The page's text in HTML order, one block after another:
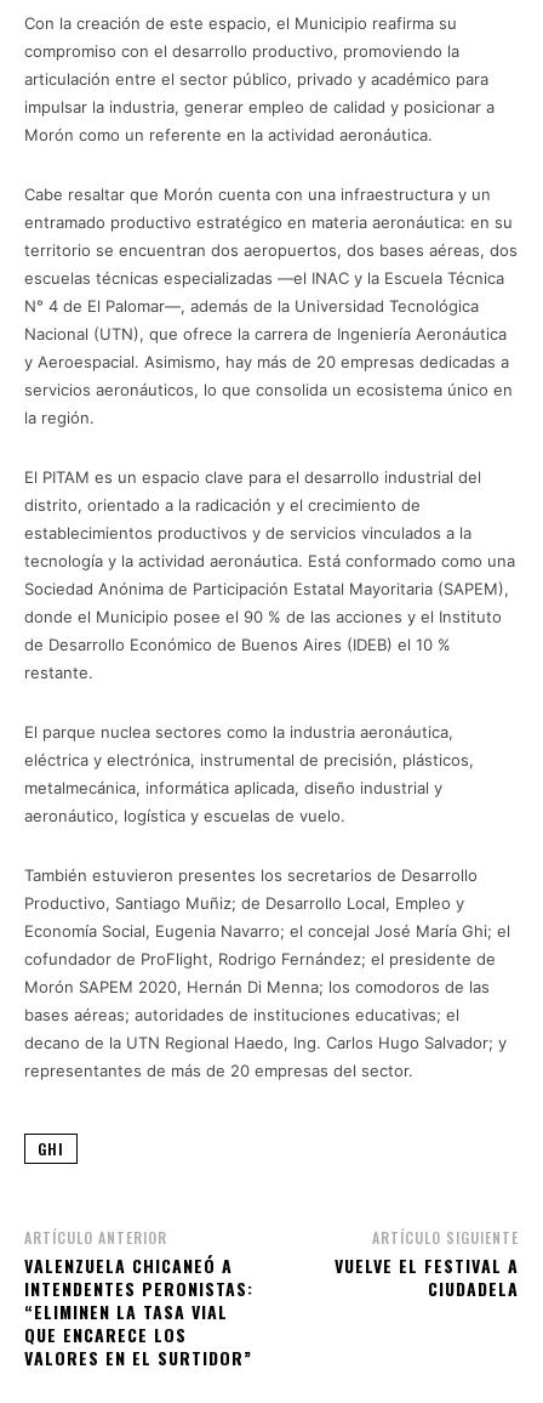
Con la creación de este espacio, el Municipio reafirma su
compromiso con el desarrollo productivo, promoviendo la
articulación entre el sector público, privado y académico para
impulsar la industria, generar empleo de calidad y posicionar a
Morón como un referente en la actividad aeronáutica.
Cabe resaltar que Morón cuenta con una infraestructura y un
entramado productivo estratégico en materia aeronáutica: en su
territorio se encuentran dos aeropuertos, dos bases aéreas, dos
escuelas técnicas especializadas —el INAC y la Escuela Técnica
N° 4 de El Palomar—, además de la Universidad Tecnológica
Nacional (UTN), que ofrece la carrera de Ingeniería Aeronáutica
y Aeroespacial. Asimismo, hay más de 20 empresas dedicadas a
servicios aeronáuticos, lo que consolida un ecosistema único en
la región.
El PITAM es un espacio clave para el desarrollo industrial del
distrito, orientado a la radicación y el crecimiento de
establecimientos productivos y de servicios vinculados a la
tecnología y la actividad aeronáutica. Está conformado como una
Sociedad Anónima de Participación Estatal Mayoritaria (SAPEM),
donde el Municipio posee el 90 % de las acciones y el Instituto
de Desarrollo Económico de Buenos Aires (IDEB) el 10 %
restante.
El parque nuclea sectores como la industria aeronáutica,
eléctrica y electrónica, instrumental de precisión, plásticos,
metalmecánica, informática aplicada, diseño industrial y
aeronáutico, logística y escuelas de vuelo.
También estuvieron presentes los secretarios de Desarrollo
Productivo, Santiago Muñiz; de Desarrollo Local, Empleo y
Economía Social, Eugenia Navarro; el concejal José María Ghi; el
cofundador de ProFlight, Rodrigo Fernández; el presidente de
Morón SAPEM 2020, Hernán Di Menna; los comodoros de las
bases aéreas; autoridades de instituciones educativas; el
decano de la UTN Regional Haedo, Ing. Carlos Hugo Salvador; y
representantes de más de 20 empresas del sector.
GHI
ARTÍCULO ANTERIOR
VALENZUELA CHICANEÓ A
INTENDENTES PERONISTAS:
“ELIMINEN LA TASA VIAL
QUE ENCARECE LOS
VALORES EN EL SURTIDOR”
ARTÍCULO SIGUIENTE
VUELVE EL FESTIVAL A
CIUDADELA